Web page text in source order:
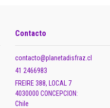
Contacto
contacto@planetadisfraz.cl
41 2466983
FREIRE 388, LOCAL 7
4030000 CONCEPCION:
Chile